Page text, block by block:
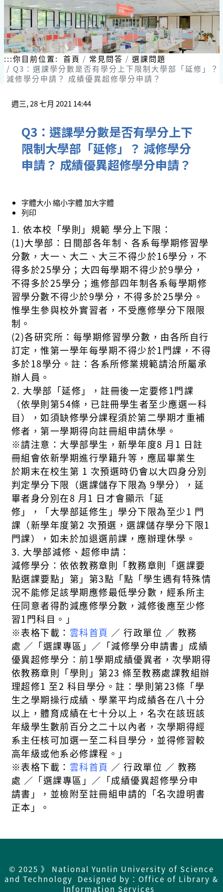
:::你目前位置: 首頁 常見問答
選課問題
Q3：選課學分數是否有學分上下限制大學部「延修」？
減修學分申請？ 成績優異超修學分申請？
週三, 28 七月 2021 14:44
Q3：選課學分數是否有學分上下
限制大學部「延修」？ 減修學分
申請？ 成績優異超修學分申請？
字體大小縮小字體加大字體
列印
1. 依本校「學則」規範 學分上下限：
(1)大學部：日間部各年制、各系每學期修習學
分數，大一、大二、大三不得少於16學分，不
得多於25學分；大四每學期不得少於9學分，
不得多於25學分；進修部四年制各系每學期修
習學分數不得少於9學分，不得多於25學分。
惟學生參與校外實習者，不受應修學分下限限
制。
(2)各研究所：每學期修習學分數，由各所自行
訂定，惟第一學年每學期不得少於1門課，不得
多於18學分。註：各系所修業規範請洽所屬承
辦人員。
2. 大學部「延修」，註冊後一定要修1門課
（依學則第54條，已註冊學生者至少應選一科
目），如須缺修學分課程須於第二學期才重補
修者，第一學期得向註冊組申請休學。
※請注意 ： 大學部學生， 新學年度8 月 1 日註
冊組會依新學期進行學籍升等 ， 應屆畢業生
於期末在校生第 1 次預選時仍會以大四身分別
判定學分下限 （選課儲存下限為 9學分） ， 延
畢者身分別在8 月1 日才會顯示「延
修」，
「大學部延修生」學分下限為至少1 門
課 （新學年度第2 次預選，選課儲存學分下限1
門課） ， 如未於加退選前課 ， 應辦理休學 。
3. 大學部減修、超修申請：
減修學分：依依教務章則「教務章則「選課要
點選課要點」第」第3點「點「學生遇有特殊情
況不能修足該學期應修最低學分數，經系所主
任同意者得酌減應修學分數，減修後應至少修
習1門科目。」
※表格下載： 雲科首頁 ∕ 行政單位 ∕ 教務
處 ∕ 「選課專區 」 ∕ 「減修學分申請書 」 成績
優異超修學分： 前1學期成績優異者，次學期得
依教務章則 「學則 」 第23 條至教務處課教組辦
理超修1 至2 科目學分。 註： 學則第23條 「學
生之學期操行成績、學業平均成績各在八十分
以上，體育成績在七十分以上，名次在該班該
年級學生數前百分之二十以內者，次學期得經
系主任核可加選一至二科目學分，並得修習較
高年級或他系必修課程。 」
※表格下載： 雲科首頁 ∕ 行政單位 ∕ 教務
處 ∕ 「選課專區 」 ∕ 「成績優異超修學分申
請書」， 並檢附至註冊組申請的「名次證明書
正本 」 。
© 2025 》 National Yunlin University of Science
and Technology Designed by：Office of Library &
Information Services